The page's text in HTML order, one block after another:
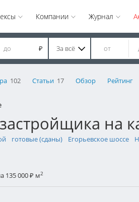
Компании Журнал
₽ За всё
102 Статьи 17 Обзор Рейтинг
на
готовые (сданы) Егорьевское шоссе
135 000₽ м2